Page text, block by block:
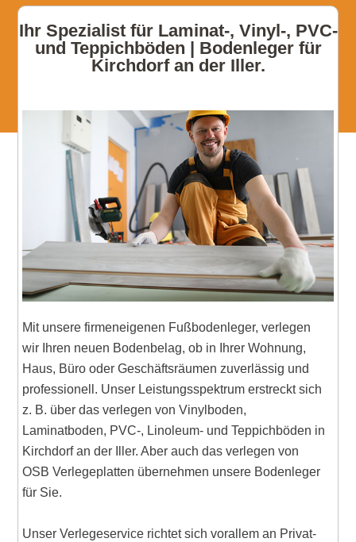
Ihr Spezialist für Laminat-, Vinyl-, PVC-
und Teppichböden | Bodenleger für
Kirchdorf an der Iller.
Mit unsere firmeneigenen Fußbodenleger, verlegen
wir Ihren neuen Bodenbelag, ob in Ihrer Wohnung,
Haus, Büro oder Geschäftsräumen zuverlässig und
professionell. Unser Leistungsspektrum erstreckt sich
z. B. über das verlegen von Vinylboden,
Laminatboden, PVC-, Linoleum- und Teppichböden in
Kirchdorf an der Iller. Aber auch das verlegen von
OSB Verlegeplatten übernehmen unsere Bodenleger
für Sie.
Unser Verlegeservice richtet sich vorallem an Privat-